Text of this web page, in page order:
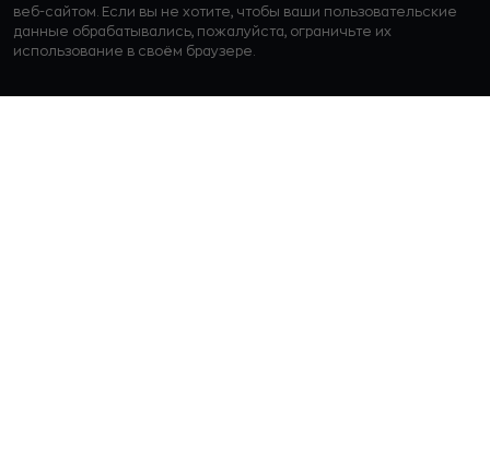
веб-сайтом. Если вы не хотите, чтобы ваши пользовательские
данные обрабатывались, пожалуйста, ограничьте их
использование в своём браузере.